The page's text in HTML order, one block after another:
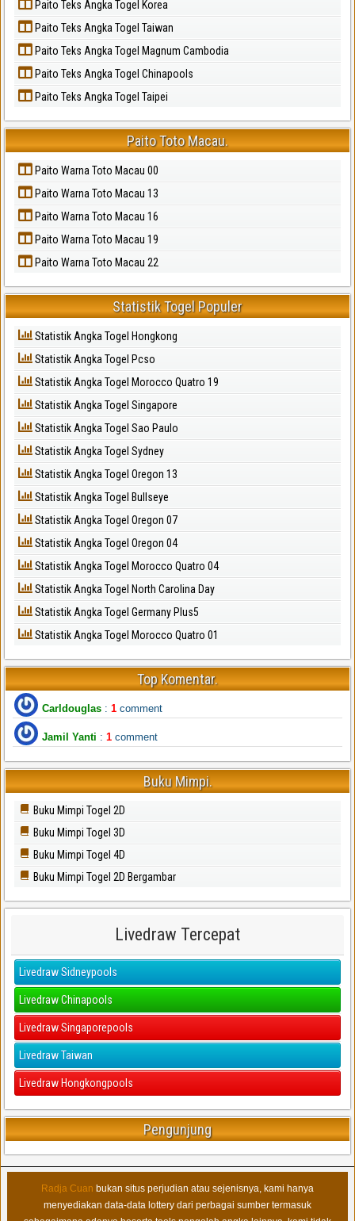
Paito Teks Angka Togel Korea
Paito Teks Angka Togel Taiwan
Paito Teks Angka Togel Magnum Cambodia
Paito Teks Angka Togel Chinapools
Paito Teks Angka Togel Taipei
Paito Toto Macau.
Paito Warna Toto Macau 00
Paito Warna Toto Macau 13
Paito Warna Toto Macau 16
Paito Warna Toto Macau 19
Paito Warna Toto Macau 22
Statistik Togel Populer
Statistik Angka Togel Hongkong
Statistik Angka Togel Pcso
Statistik Angka Togel Morocco Quatro 19
Statistik Angka Togel Singapore
Statistik Angka Togel Sao Paulo
Statistik Angka Togel Sydney
Statistik Angka Togel Oregon 13
Statistik Angka Togel Bullseye
Statistik Angka Togel Oregon 07
Statistik Angka Togel Oregon 04
Statistik Angka Togel Morocco Quatro 04
Statistik Angka Togel North Carolina Day
Statistik Angka Togel Germany Plus5
Statistik Angka Togel Morocco Quatro 01
Top Komentar.
Carldouglas : 1 comment
Jamil Yanti : 1 comment
Buku Mimpi.
Buku Mimpi Togel 2D
Buku Mimpi Togel 3D
Buku Mimpi Togel 4D
Buku Mimpi Togel 2D Bergambar
Livedraw Tercepat
Livedraw Sidneypools
Livedraw Chinapools
Livedraw Singaporepools
Livedraw Taiwan
Livedraw Hongkongpools
Pengunjung
Radja Cuan bukan situs perjudian atau sejenisnya, kami hanya
menyediakan data-data lottery dari perbagai sumber termasuk